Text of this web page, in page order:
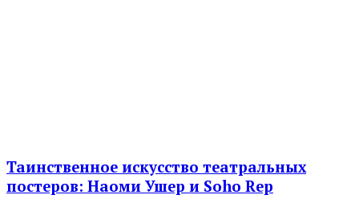
Таинственное искусство театральных
постеров: Наоми Ушер и Soho Rep